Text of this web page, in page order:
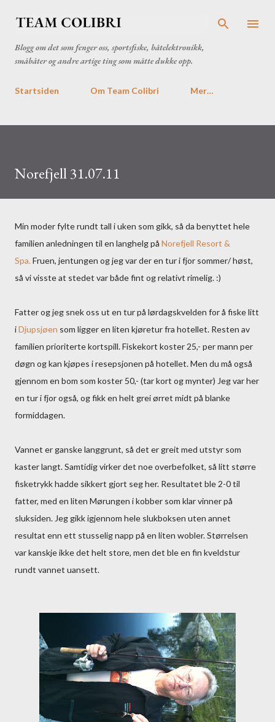
Blogg om det som fenger oss, sportsfiske, båtelektronikk,
småbåter og andre artige ting som måtte dukke opp.
Startsiden Om Team Colibri Mer…
Norefjell 31.07.11
Min moder fylte rundt tall i uken som gikk, så da benyttet hele
familien anledningen til en langhelg på Norefjell Resort &
Spa.Fruen, jentungen og jeg var der en tur i fjor sommer/ høst,
så vi visste at stedet var både fint og relativt rimelig. :)
Fatter og jeg snek oss ut en tur på lørdagskvelden for å fiske litt
iDjupsjøen som ligger en liten kjøretur fra hotellet. Resten av
familien prioriterte kortspill. Fiskekort koster 25,- per mann per
døgn og kan kjøpes i resepsjonen på hotellet. Men du må også
gjennom en bom som koster 50,- (tar kort og mynter) Jeg var her
en tur i fjor også, og fikk en helt grei ørret midt på blanke
formiddagen.
Vannet er ganske langgrunt, så det er greit med utstyr som
kaster langt. Samtidig virker det noe overbefolket, så litt større
fisketrykk hadde sikkert gjort seg her. Resultatet ble 2-0 til
fatter, med en liten Mørungen i kobber som klar vinner på
sluksiden. Jeg gikk igjennom hele slukboksen uten annet
resultat enn ett stusselig napp på en liten wobler. Størrelsen
var kanskje ikke det helt store, men det ble en fin kveldstur
rundt vannet uansett.